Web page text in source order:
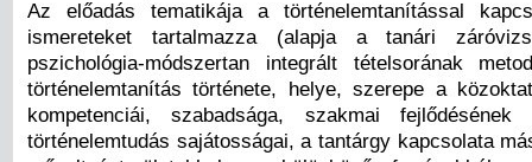
Az előadás tematikája a történelemtanítással
ismereteket tartalmazza (alapja a tanári
pszichológia-módszertan integrált tételsorának
történelemtanítás története, helye, szerepe a
kompetenciái, szabadsága, szakmai fejlődésének
történelemtudás sajátosságai, a tantárgy kapcsolata